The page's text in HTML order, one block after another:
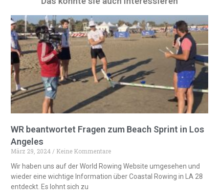
n
a
t
i
v
:
WR beantwortet Fragen zum Beach Sprint in Los
Angeles
März 29, 2024 Keine Kommentare
Wir haben uns auf der World Rowing Website umgesehen und
wieder eine wichtige Information über Coastal Rowing in LA 28
entdeckt. Es lohnt sich zu